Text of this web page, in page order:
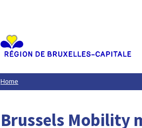
Home
Brussels Mobility